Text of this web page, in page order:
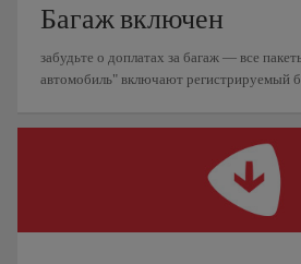
Багаж включен
забудьте о доплатах за багаж — все
автомобиль" включают регистрируемый